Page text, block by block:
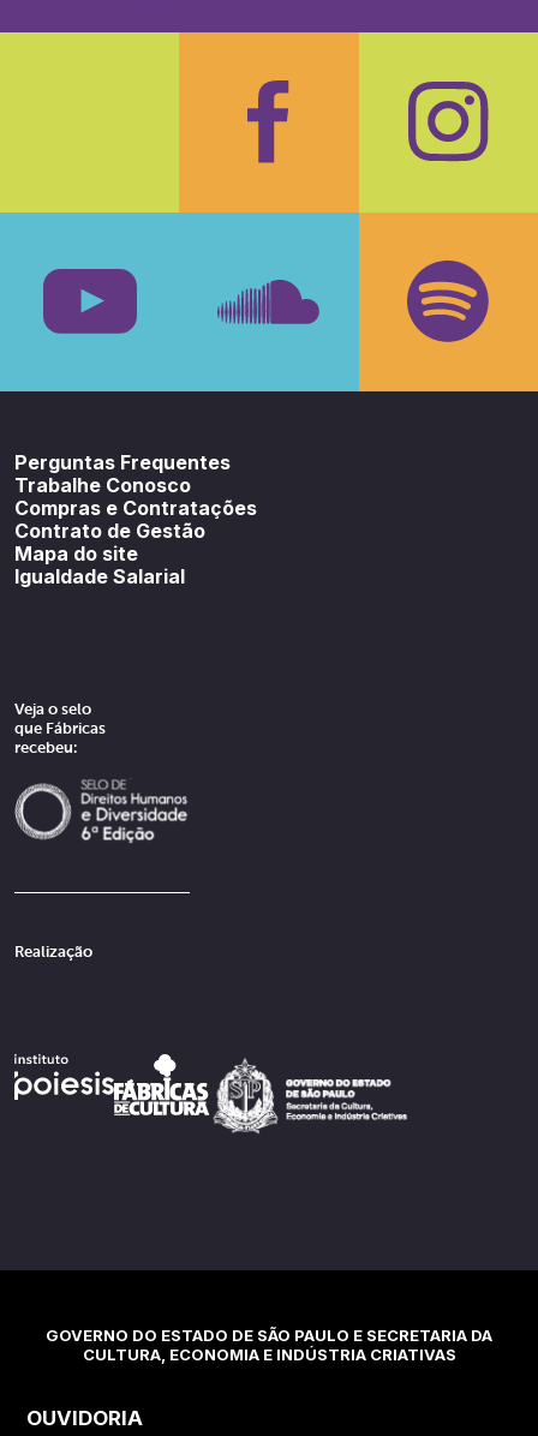
Facebook
Perguntas Frequentes
Trabalhe Conosco
Compras e Contratações
Contrato de Gestão
Mapa do site
Igualdade Salarial
Veja o selo
que Fábricas
recebeu:
Realização
GOVERNO DO ESTADO DE SÃO PAULO E SECRETARIA DA
CULTURA, ECONOMIA E INDÚSTRIA CRIATIVAS
OUVIDORIA